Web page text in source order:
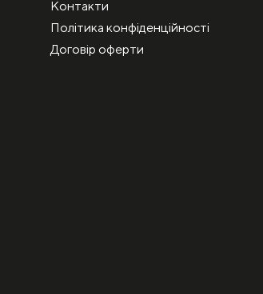
Контакти
Політика конфіденційності
Договір оферти